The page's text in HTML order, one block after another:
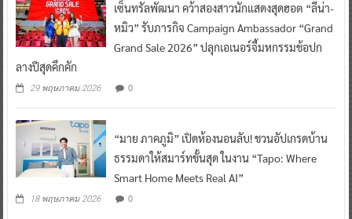
เซ็นทรัลพัฒนา คว้าสองสาวนักแสดงสุดฮอต “ลีน่า-
หมิว” รับภารกิจ Campaign Ambassador “Grand
Grand Sale 2026” ปลุกเอเนอร์จี้มหกรรมช้อปก
ลางปีสุดคึกคัก
29 พฤษภาคม 2026 0
“มาย ภาคภูมิ” เปิดห้องนอนลับ! ชวนอัปเกรดบ้าน
ธรรมดาให้สมาร์ทขั้นสุด ในงาน “Tapo: Where
Smart Home Meets Real AI”
18 พฤษภาคม 2026 0